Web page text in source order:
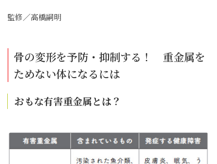
監修／高橋嗣明
骨の変形を予防・抑制する！ 重金属を
ためない体になるには
おもな有害重金属とは？